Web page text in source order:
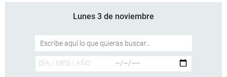
Lunes 3 de noviembre